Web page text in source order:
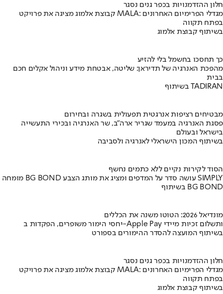
חלון ההזדמנויות בכפר גנים נסגר
קבוצת אלמוג מציגה את פרויקט MALA: מגדלי הפרימיום האחרונים
בפתח תקווה
בשיתוף קבוצת אלמוג
כך תחסכו בחשמל בלי להזיע
מהפכת האנרגיה של תדיראן: שליטה, אבטחת מידע וניהול אקלים חכם
בבית
בשיתוף TADIRAN
מבטיחים רציפות אנרגטית תפעולית בשגרה ובחירום
פסגת האנרגיה במעמד שגריר ארה"ב, שר האנרגיה ובכירי התעשייה
בישראל ובעולם
בשיתוף המכון הישראלי לאנרגיה ולסביבה
הסוד לקירות נקיים ללא כתמים נחשף
מומחה BG BOND עושה סדר על המדפים ומציג את מותג הצבע SIMPLY
בשיתוף BG BOND
מונדיאל 2026: הטוטו משנה את הכללים
יחסי הימור משופרים, הפקדות ב-Apple Pay ותשלום זכיות מיידי
בשיתוף המועצה להסדר ההימורים בספורט
חלון ההזדמנויות בכפר גנים נסגר
קבוצת אלמוג מציגה את פרויקט MALA: מגדלי הפרימיום האחרונים
בפתח תקווה
בשיתוף קבוצת אלמוג